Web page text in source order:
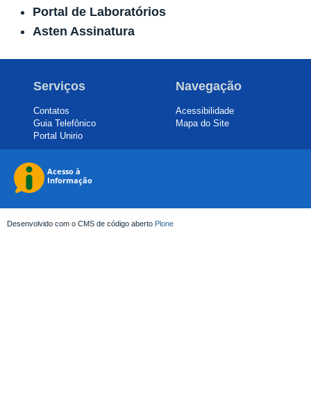
Portal de Laboratórios
Asten Assinatura
Serviços
Contatos
Guia Telefônico
Portal Unirio
Navegação
Acessibilidade
Mapa do Site
Desenvolvido com o CMS de código aberto Plone